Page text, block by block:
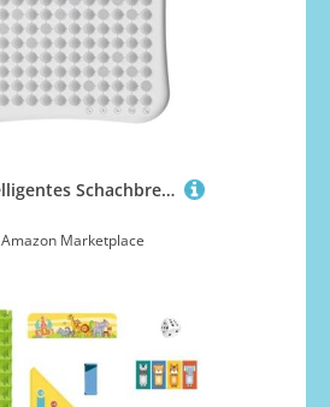
Harilla Intelligentes Schachbrettspiel für, Lernspielzeug, Toe, vielseitiges 16-in-1-Interaktives Spielzeug, KI-intelligentes Brettspiel
Amazon Marketplace